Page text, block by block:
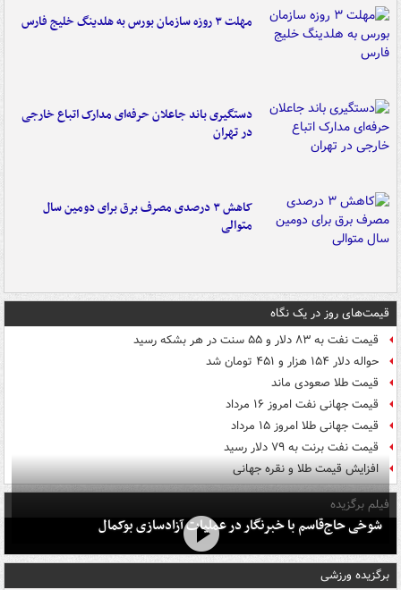
مهلت ۳ روزه سازمان بورس به هلدینگ خلیج فارس
دستگیری باند جاعلان حرفه‌ای مدارک اتباع خارجی
در تهران
کاهش ۳ درصدی مصرف برق برای دومین سال
متوالی
قیمت‌های روز در یک نگاه
قیمت نفت به ۸۳ دلار و ۵۵ سنت در هر بشکه رسید
حواله دلار ۱۵۴ هزار و ۴۵۱ تومان شد
قیمت طلا صعودی ماند
قیمت جهانی نفت امروز ۱۶ مرداد
قیمت جهانی طلا امروز ۱۵ مرداد
قیمت نفت برنت به ۷۹ دلار رسید
افزایش قیمت طلا و نقره جهانی
فیلم برگزیده
شوخی حاج‌قاسم با خبرنگار در عملیات آزادسازی بوکمال
برگزیده ورزشی